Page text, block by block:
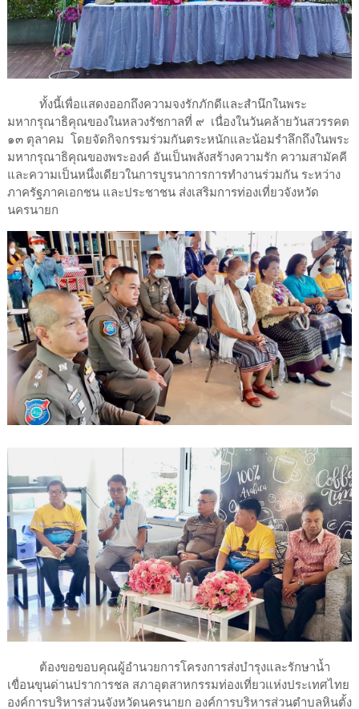
ทั้งนี้เพื่อแสดงออกถึงความจงรักภักดีและสำนึกในพระ
มหากรุณาธิคุณของในหลวงรัชกาลที่ ๙ เนื่องในวันคล้ายวันสวรรคต
๑๓ ตุลาคม โดยจัดกิจกรรมร่วมกันตระหนักและน้อมรำลึกถึงในพระ
มหากรุณาธิคุณของพระองค์ อันเป็นพลังสร้างความรัก ความสามัคคี
และความเป็นหนึ่งเดียวในการบูรนาการการทำงานร่วมกัน ระหว่าง
ภาครัฐภาคเอกชน และประชาชน ส่งเสริมการท่องเที่ยวจังหวัด
นครนายก
ต้องขอขอบคุณผู้อำนวยการโครงการส่งบำรุงและรักษาน้ำ
เขื่อนขุนด่านปราการชล สภาอุตสาหกรรมท่องเที่ยวแห่งประเทศไทย
องค์การบริหารส่วนจังหวัดนครนายก องค์การบริหารส่วนตำบลหินตั้ง